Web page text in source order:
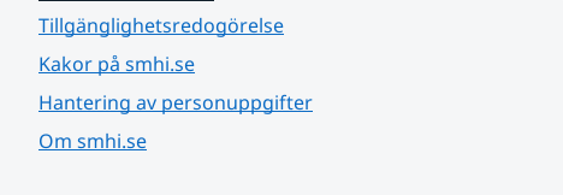
Tillgänglighetsredogörelse
Kakor på smhi.se
Hantering av personuppgifter
Om smhi.se